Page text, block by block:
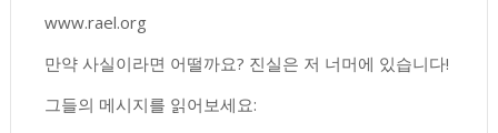
www.rael.org
만약 사실이라면 어떨까요? 진실은 저 너머에 있습니다!
그들의 메시지를 읽어보세요: